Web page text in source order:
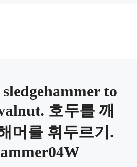
to
호두를 깨
머를 휘두르기.